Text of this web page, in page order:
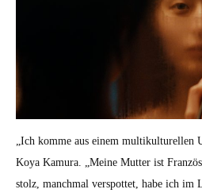
„Ich komme aus einem mul­ti­kul­turellen
Koya Kamu­ra. „Meine Mut­ter ist
stolz, manch­mal verspot­tet, habe ich im